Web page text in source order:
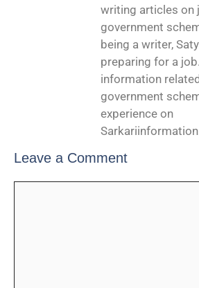
writing articles on
government
being a writer,
preparing for a
information
government
experience on
Leave a Comment